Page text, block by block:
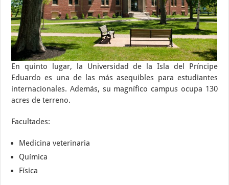
En quinto lugar, la Universidad de la Isla del Príncipe
Eduardo es una de las más asequibles para estudiantes
internacionales. Además, su magnífico campus ocupa 130
acres de terreno.
Facultades:
Medicina veterinaria
Química
Física